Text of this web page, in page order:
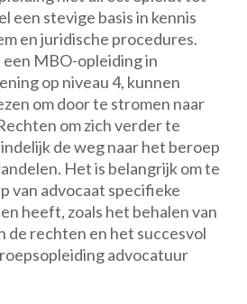
een stevige basis in kennis
en juridische procedures.
MBO-opleiding in
op niveau 4, kunnen
om door te stromen naar
om zich verder te
de weg naar het beroep
Het is belangrijk om te
van advocaat specifieke
heeft, zoals het behalen van
de rechten en het succesvol
advocatuur